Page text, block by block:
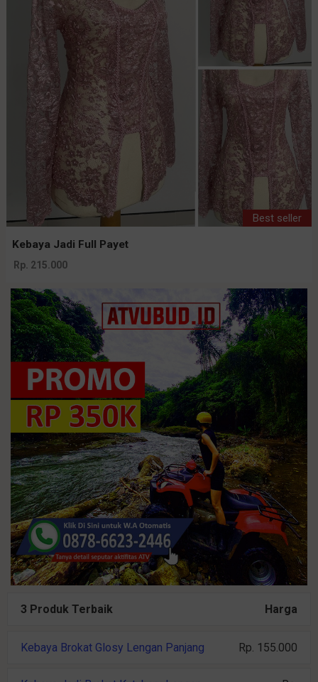
Best seller
Kebaya Jadi Full Payet
Rp. 215.000
3 Produk Terbaik Harga
Kebaya Brokat Glosy Lengan Panjang Rp. 155.000